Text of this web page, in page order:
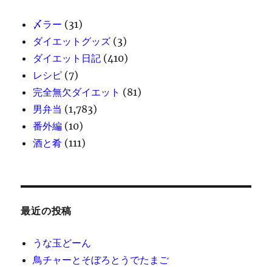
〆ラー (31)
ダイエットグッズ (3)
ダイエット日記 (410)
レシピ (7)
完全無欠ダイエット (81)
男弁当 (1,783)
番外編 (10)
酒と肴 (111)
最近の投稿
うな玉どーん
鳥チャーとそぼろとうでたまご